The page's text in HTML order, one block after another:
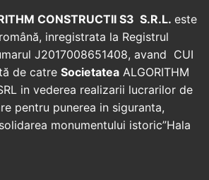
CONSTRUCTII S3 S.R.L. este
inregistrata la Registrul
J2017008651408, avand CUI
de catre Societatea ALGORITHM
in vederea realizarii lucrarilor de
pentru punerea in siguranta,
monumentului istoric”Hala